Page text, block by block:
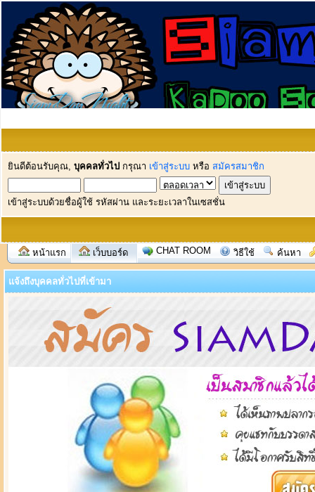
ยินดีต้อนรับคุณ, บุคคลทั่วไป กรุณา เข้าสู่ระบบ หรือ สมัครสมาชิก
เข้าสู่ระบบด้วยชื่อผู้ใช้ รหัสผ่าน และระยะเวลาในเซสชั่น
หน้าแรก เว็บบอร์ด CHAT ROOM วิธีใช้ ค้นหา
แจ้งถึงบุคคลทั่วไปที่เข้ามา